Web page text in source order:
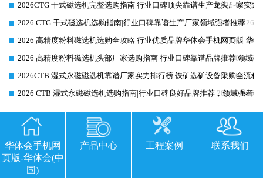
2026-06-26
2026CTG 干式磁选机完整选购指南 行业口碑顶尖靠谱生产龙头厂家实力
2026-06-26
2026 CTG 干式磁选机选购指南|行业口碑靠谱生产厂家领域强者推荐
2026-06-26
2026 高精度粉料磁选机选购全攻略 行业优质品牌华体会手机网页版-华
2026-06-26
2026 高精度粉料磁选机头部厂家选购指南 行业口碑靠谱品牌推荐 领域
2026-06-25
2026CTB 湿式永磁磁选机靠谱厂家实力排行榜 铁矿选矿设备采购全流程
2026-06-25
2026 CTB 湿式永磁磁选机选购指南|行业口碑良好品牌推荐，领域强者
最新工程 更多+
华体会手机网
页版-华体会(中
国)
产品中心 工程案例 联系我们